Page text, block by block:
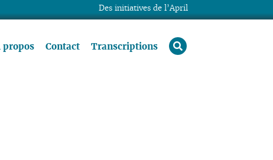
propos Contact Transcriptions rechercher
Des initiatives de l’April